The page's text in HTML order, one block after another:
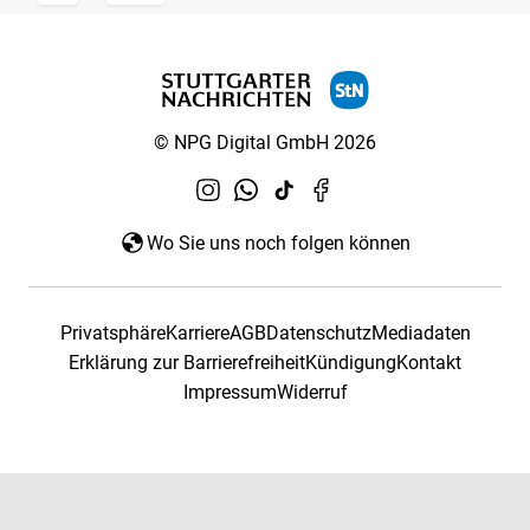
© NPG Digital GmbH 2026
Wo Sie uns noch folgen können
PrivatsphäreKarriereAGBDatenschutzMediadaten
Erklärung zur BarrierefreiheitKündigungKontakt
ImpressumWiderruf